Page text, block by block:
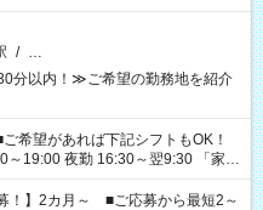
/ …
分以内！≫ご希望の勤務地を紹介
夜勤 16:30～翌9:30 「家族
を持って夕飯の準備がしたい」
」 など、ご希望を教えてください
！】2カ月～ ■ご応募から最短2～